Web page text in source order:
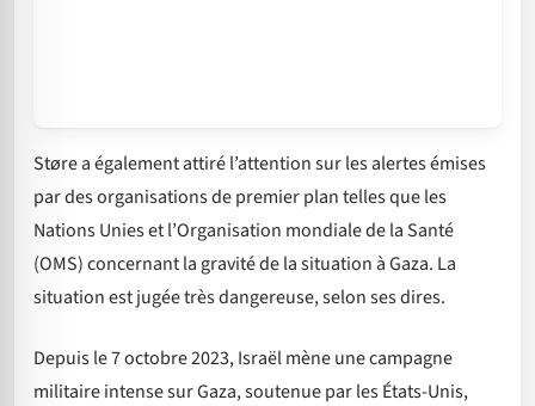
Støre a également attiré l’attention sur les alertes émises
par des organisations de premier plan telles que les
Nations Unies et l’Organisation mondiale de la Santé
(OMS) concernant la gravité de la situation à Gaza. La
situation est jugée très dangereuse, selon ses dires.
Depuis le 7 octobre 2023, Israël mène une campagne
militaire intense sur Gaza, soutenue par les États-Unis,